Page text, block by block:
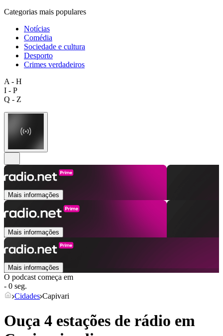
Categorias mais populares
Notícias
Comédia
Sociedade e cultura
Desporto
Crimes verdadeiros
A - H
I - P
Q - Z
Mais informações
Mais informações
Mais informações
O podcast começa em
- 0 seg.
Cidades Capivari
Ouça 4 estações de rádio em